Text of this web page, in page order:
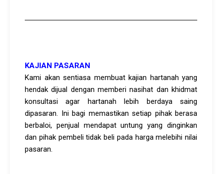
KAJIAN PASARAN
Kami akan sentiasa membuat kajian hartanah yang
hendak dijual dengan memberi nasihat dan khidmat
konsultasi agar hartanah lebih berdaya saing
dipasaran. Ini bagi memastikan setiap pihak berasa
berbaloi, penjual mendapat untung yang dinginkan
dan pihak pembeli tidak beli pada harga melebihi nilai
pasaran.